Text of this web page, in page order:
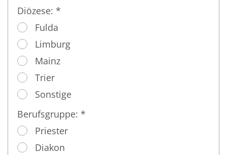
Diözese: *
Fulda
Limburg
Mainz
Trier
Sonstige
Berufsgruppe: *
Priester
Diakon